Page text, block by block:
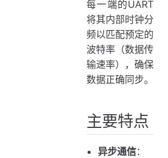
每一端的UART
将其内部时钟分
频以匹配预定的
波特率（数据传
输速率），确保
数据正确同步。
主要特点
异步通信：